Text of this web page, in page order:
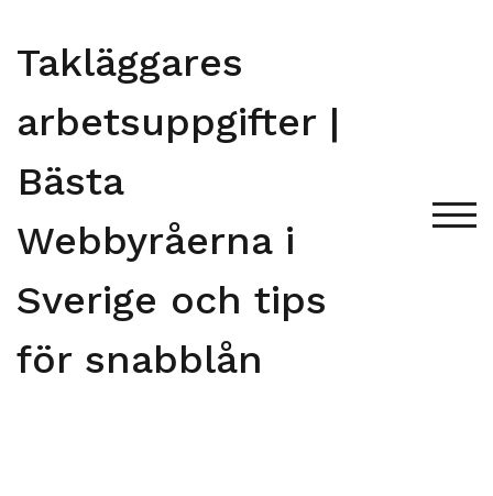
content
Takläggares
arbetsuppgifter |
Bästa
Webbyråerna i
Sverige och tips
för snabblån